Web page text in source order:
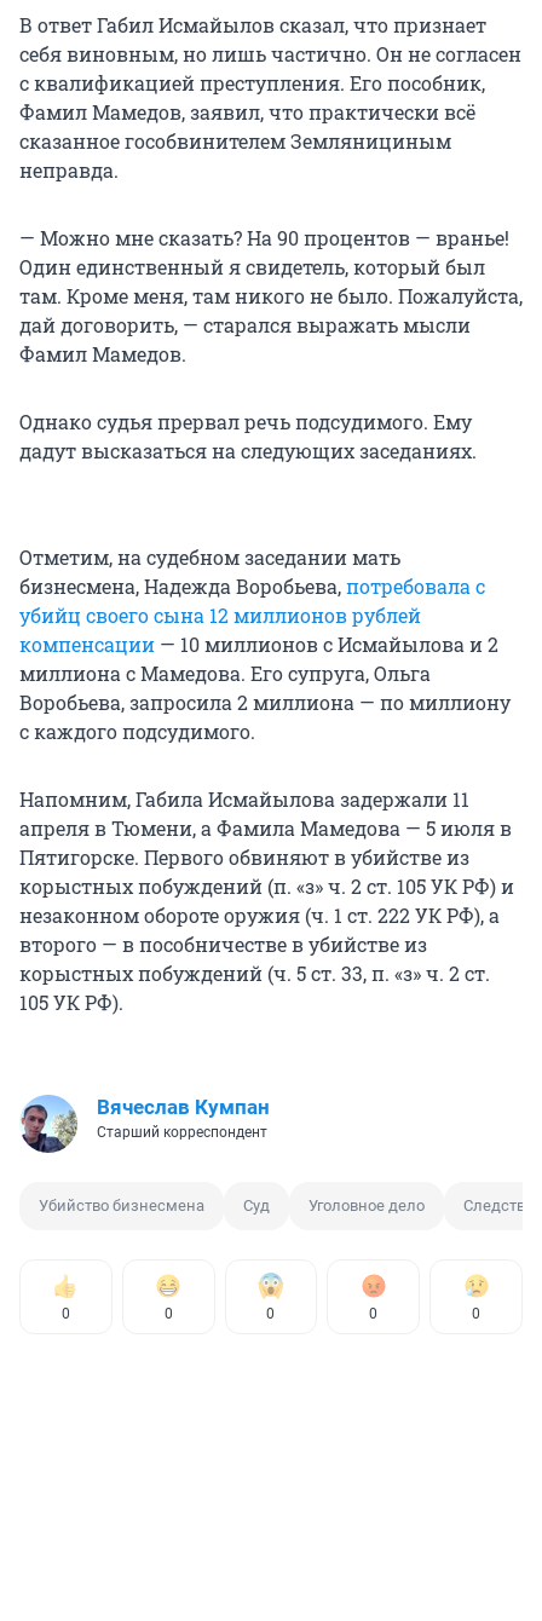
В ответ Габил Исмайылов сказал, что признает
себя виновным, но лишь частично. Он не согласен
с квалификацией преступления. Его пособник,
Фамил Мамедов, заявил, что практически всё
сказанное гособвинителем Землянициным
неправда.
— Можно мне сказать? На 90 процентов — вранье!
Один единственный я свидетель, который был
там. Кроме меня, там никого не было. Пожалуйста,
дай договорить, — старался выражать мысли
Фамил Мамедов.
Однако судья прервал речь подсудимого. Ему
дадут высказаться на следующих заседаниях.
Отметим, на судебном заседании мать
бизнесмена, Надежда Воробьева,потребовала с
убийц своего сына 12 миллионов рублей
компенсации — 10 миллионов с Исмайылова и 2
миллиона с Мамедова. Его супруга, Ольга
Воробьева, запросила 2 миллиона — по миллиону
с каждого подсудимого.
Напомним, Габила Исмайылова задержали 11
апреля в Тюмени, а Фамила Мамедова — 5 июля в
Пятигорске. Первого обвиняют в убийстве из
корыстных побуждений (п. «з» ч. 2 ст. 105 УК РФ) и
незаконном обороте оружия (ч. 1 ст. 222 УК РФ), а
второго — в пособничестве в убийстве из
корыстных побуждений (ч. 5 ст. 33, п. «з» ч. 2 ст.
105 УК РФ).
Вячеслав Кумпан
Старший корреспондент
Убийство бизнесмена Суд Уголовное дело
0 0 0 0 0